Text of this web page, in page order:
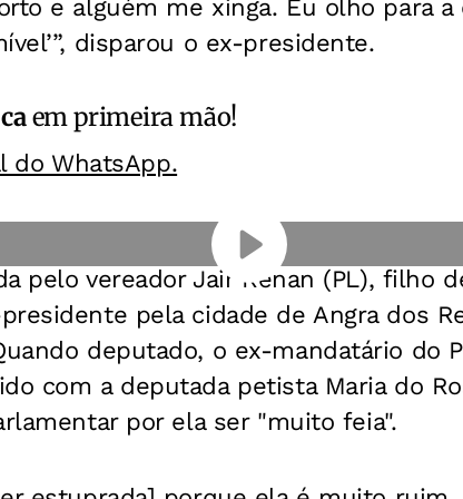
e alguém me xinga. Eu olho para a
disparou o ex-presidente.
em primeira mão!
do WhatsApp.
pelo vereador Jair Renan (PL), filho
pela cidade de Angra dos
deputado, o ex-mandatário do
com a deputada petista Maria do
por ela ser "muito feia".